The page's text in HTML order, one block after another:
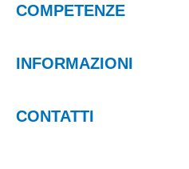
COMPETENZE
INFORMAZIONI
CONTATTI